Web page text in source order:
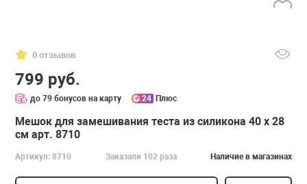
0 отзывов
799 руб.
до 79 бонусов на карту 24 Плюс
Мешок для замешивания теста из силикона 40 х 28
см арт. 8710
Артикул: 8710 Заказали 102 раза Наличие в магазинах